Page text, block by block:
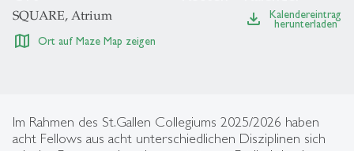
SQUARE, Atrium
map Ort auf Maze Map zeigen
file_download
Kalendereintrag
herunterladen
Im Rahmen des St.Gallen Collegiums 2025/2026 haben
acht Fellows aus acht unterschiedlichen Disziplinen sich